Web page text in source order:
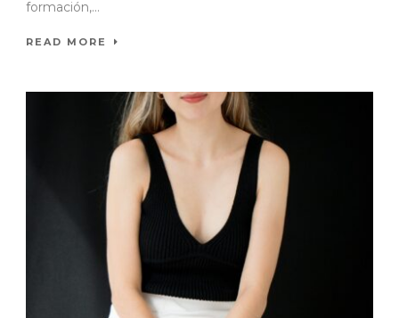
formación,...
READ MORE